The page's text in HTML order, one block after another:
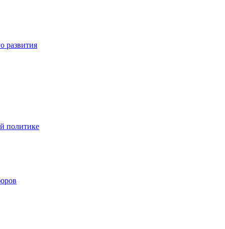
развития
политике